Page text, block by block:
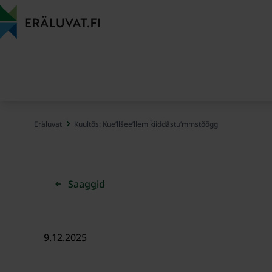
Cuåkkâl
siiskže
Eräluvat Kuultõs: Kueʹllšeeʹllem ǩiiddâstuʹmmstõõǥǥ
Saaǥǥid
9.12.2025